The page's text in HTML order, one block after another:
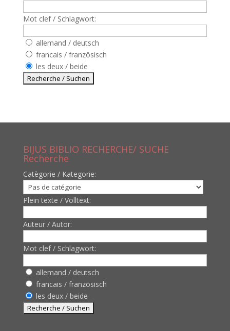
Mot clef / Schlagwort:
allemand / deutsch
francais / französisch
les deux / beide
BIJUS BIBLIO RECHERCHE/ SUCHE
Recherche
Catègorie / Kategorie:
Plein texte / Volltext:
Auteur / Autor:
Mot clef / Schlagwort:
allemand / deutsch
francais / französisch
les deux / beide